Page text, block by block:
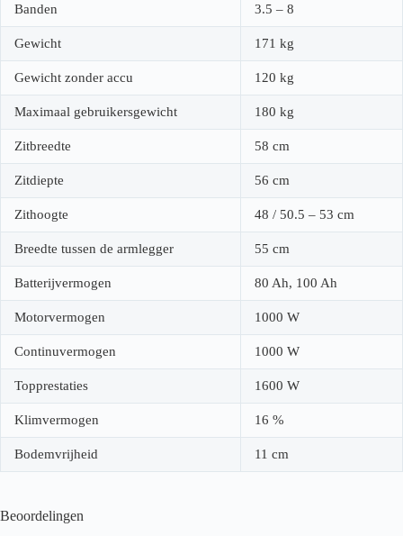
Banden 3.5 – 8
Gewicht 171 kg
Gewicht zonder accu 120 kg
Maximaal gebruikersgewicht 180 kg
Zitbreedte 58 cm
Zitdiepte 56 cm
Zithoogte 48 / 50.5 – 53 cm
Breedte tussen de armlegger 55 cm
Batterijvermogen 80 Ah, 100 Ah
Motorvermogen 1000 W
Continuvermogen 1000 W
Topprestaties 1600 W
Klimvermogen 16 %
Bodemvrijheid 11 cm
Beoordelingen